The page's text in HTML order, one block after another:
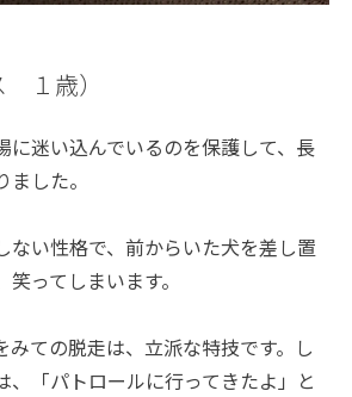
１歳）
迷い込んでいるのを保護して、長
した。
い性格で、前からいた犬を差し置
ってしまいます。
ての脱走は、立派な特技です。し
、「パトロールに行ってきたよ」と